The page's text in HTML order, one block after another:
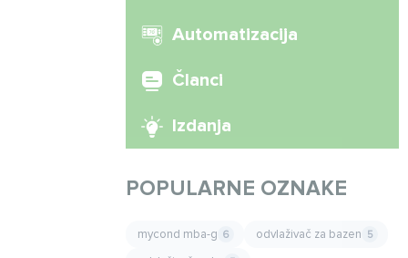
Automatizacija
Članci
Izdanja
POPULARNE OZNAKE
mycond mba-g 6 odvlaživač za bazen 5